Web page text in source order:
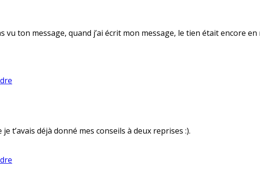
vu ton message, quand j’ai écrit mon message, le tien était encore
t’avais déjà donné mes conseils à deux reprises :).